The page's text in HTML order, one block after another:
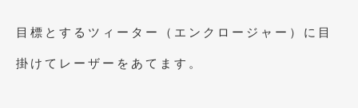
目標とするツィーター（エンクロージャー）に目
掛けてレーザーをあてます。